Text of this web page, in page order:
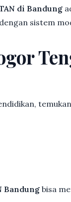
di Bandung
sistem
Bandung bisa